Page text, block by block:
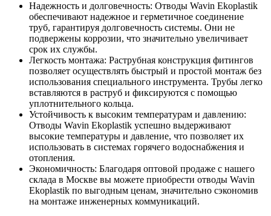
Надежность и долговечность: Отводы Wavin Ekoplastik
обеспечивают надежное и герметичное соединение
труб, гарантируя долговечность системы. Они не
подвержены коррозии, что значительно увеличивает
срок их службы.
Легкость монтажа: Раструбная конструкция фитингов
позволяет осуществлять быстрый и простой монтаж без
использования специального инструмента. Трубы легко
вставляются в раструб и фиксируются с помощью
уплотнительного кольца.
Устойчивость к высоким температурам и давлению:
Отводы Wavin Ekoplastik успешно выдерживают
высокие температуры и давление, что позволяет их
использовать в системах горячего водоснабжения и
отопления.
Экономичность: Благодаря оптовой продаже с нашего
склада в Москве вы можете приобрести отводы Wavin
Ekoplastik по выгодным ценам, значительно сэкономив
на монтаже инженерных коммуникаций.